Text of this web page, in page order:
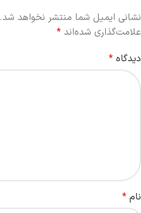
نشانی ایمیل شما منتشر نخواهد شد.
علامت‌گذاری شده‌اند *
دیدگاه *
نام *